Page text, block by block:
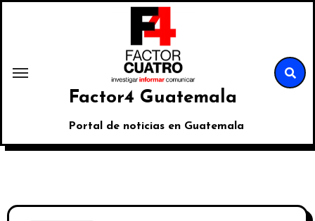
Factor4 Guatemala
Portal de noticias en Guatemala